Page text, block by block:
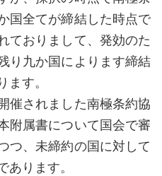
国全てが締結した時点で
ておりまして、発効のた
り九か国によります締結
ます。
催されました南極条約協
附属書について国会で審
つ、未締約の国に対して
あります。